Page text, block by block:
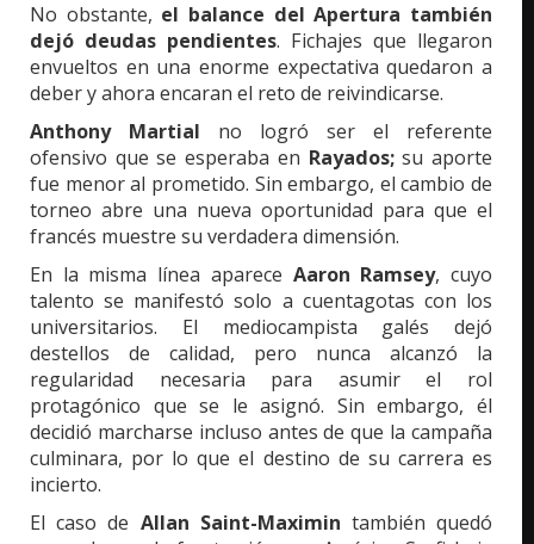
No obstante, el balance del Apertura también
dejó deudas pendientes. Fichajes que llegaron
envueltos en una enorme expectativa quedaron a
deber y ahora encaran el reto de reivindicarse.
Anthony Martial no logró ser el referente
ofensivo que se esperaba en Rayados;su aporte
fue menor al prometido. Sin embargo, el cambio de
torneo abre una nueva oportunidad para que el
francés muestre su verdadera dimensión.
En la misma línea aparece Aaron Ramsey, cuyo
talento se manifestó solo a cuentagotas con los
universitarios. El mediocampista galés dejó
destellos de calidad, pero nunca alcanzó la
regularidad necesaria para asumir el rol
protagónico que se le asignó. Sin embargo, él
decidió marcharse incluso antes de que la campaña
culminara, por lo que el destino de su carrera es
incierto.
El caso de Allan Saint-Maximin también quedó